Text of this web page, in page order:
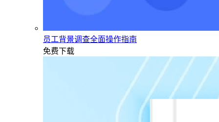
员工背景调查全面操作指南
免费下载